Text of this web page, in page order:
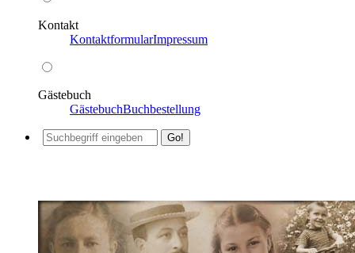
Kontakt
KontaktformularImpressum
Gästebuch
GästebuchBuchbestellung